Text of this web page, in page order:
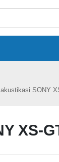
SONY
XS-